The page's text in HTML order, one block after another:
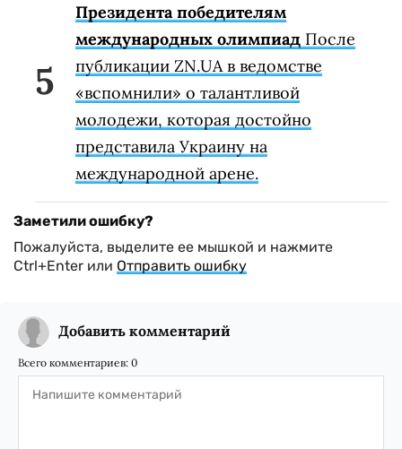
Президента победителям
международных олимпиад После
публикации ZN.UA в ведомстве
«вспомнили» о талантливой
молодежи, которая достойно
представила Украину на
международной арене.
Заметили ошибку?
Пожалуйста, выделите ее мышкой и нажмите
Ctrl+Enter или Отправить ошибку
Добавить комментарий
Всего комментариев: 0